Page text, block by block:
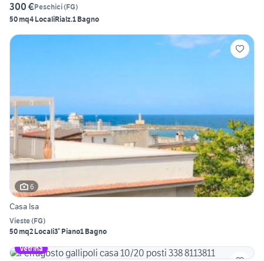
300 €Peschici(FG)
50 mq4 LocaliRialz.1 Bagno
6
Casa Isa
Vieste(FG)
50 mq2 Locali3° Piano1 Bagno
Vetrina